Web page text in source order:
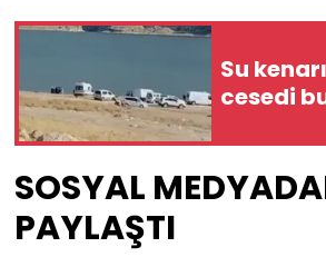
Su
cesedi
SOSYAL
PAYLAŞTI